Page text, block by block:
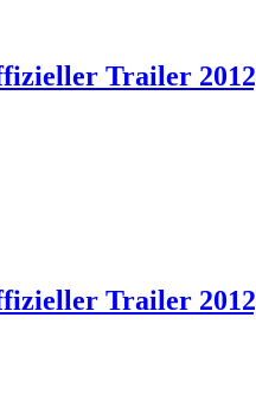
Trailer
Trailer